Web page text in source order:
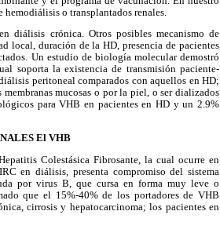
o transplantados renales.
diálisis crónica. Otros posibles mecanismo de
local, duración de la HD, presencia de pacientes
Un estudio de biología molecular demostró
soporta la existencia de transmisión paciente-
peritoneal comparados con aquellos en HD;
mucosas o por la piel, o ser dializados
para VHB en pacientes en HD y un 2.9%
El VHB
Colestásica Fibrosante, la cual ocurre en
en diálisis, presenta compromiso del sistema
por virus B, que cursa en forma muy leve o
que el 15%-40% de los portadores de VHB
cirrosis y hepatocarcinoma; los pacientes en